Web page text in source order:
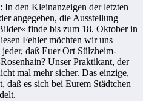
den Kleinanzeigen der letzten
angegeben, die Ausstellung
finde bis zum 18. Oktober in
Fehler möchten wir uns
daß Euer Ort Sülzheim-
Unser Praktikant, der
mal mehr sicher. Das einzige,
daß es sich bei Eurem Städtchen